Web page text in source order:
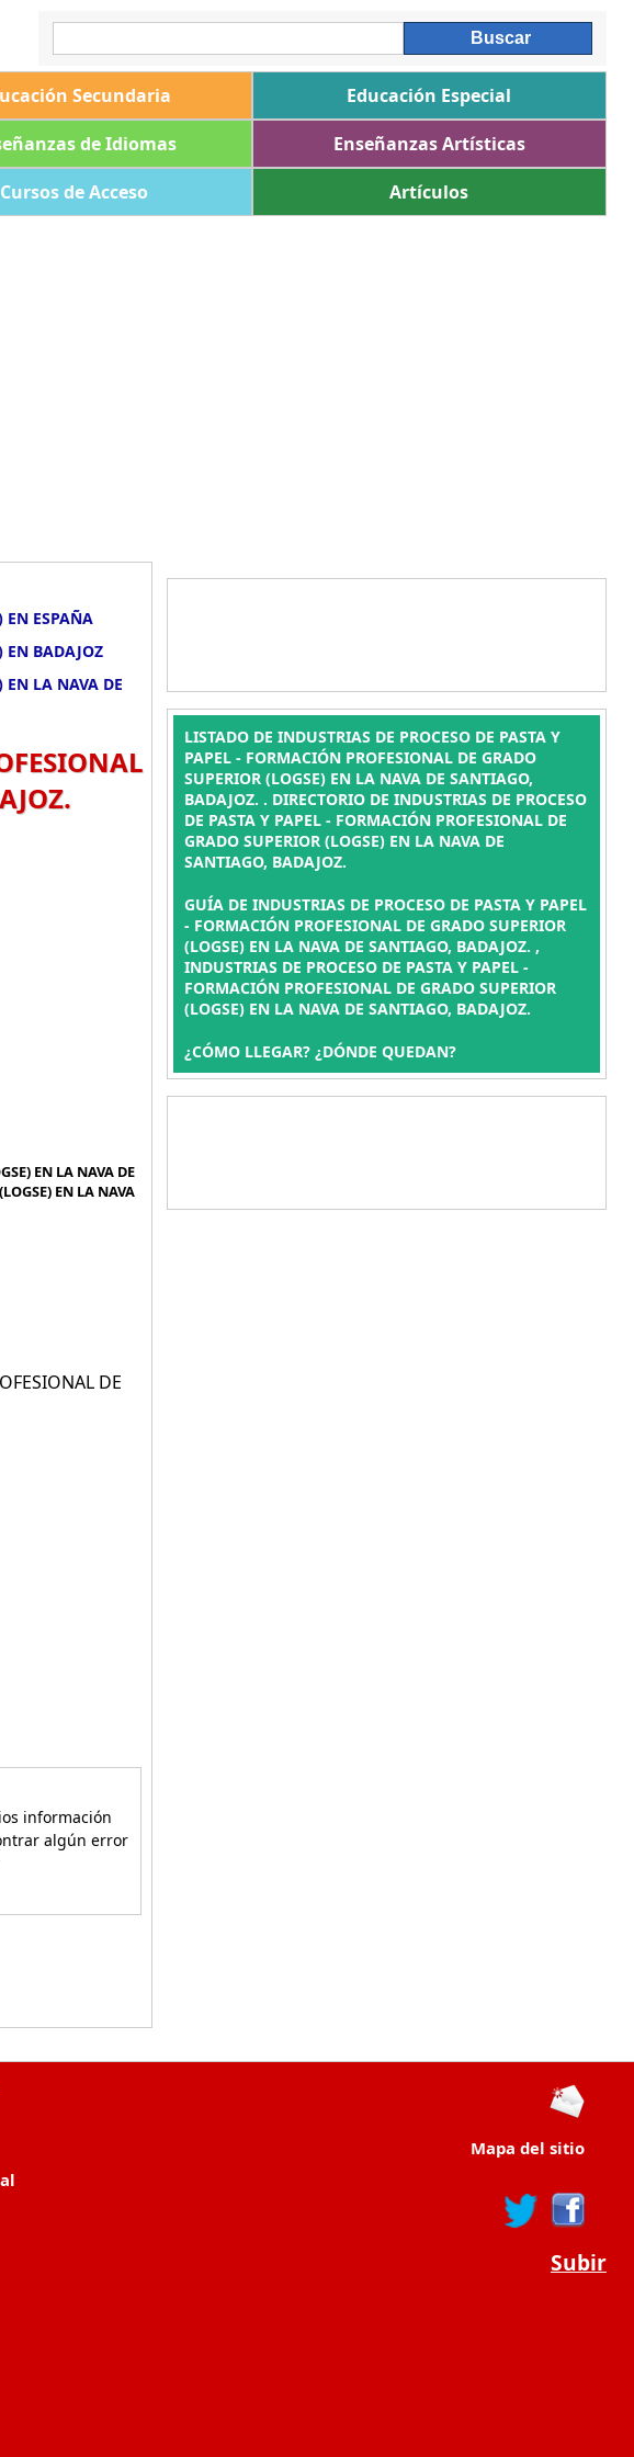
Secundaria
Educación Especial
de Idiomas
Enseñanzas Artísticas
Cursos de Acceso Artículos
EN ESPAÑA
EN BADAJOZ
EN LA NAVA DE
EN LA NAVA DE
EN LA NAVA
DE
información
algún error
LISTADO DE INDUSTRIAS DE PROCESO DE PASTA Y
PAPEL - FORMACIÓN PROFESIONAL DE GRADO
SUPERIOR (LOGSE) EN LA NAVA DE SANTIAGO,
BADAJOZ. . DIRECTORIO DE INDUSTRIAS DE PROCESO
DE PASTA Y PAPEL - FORMACIÓN PROFESIONAL DE
GRADO SUPERIOR (LOGSE) EN LA NAVA DE
SANTIAGO, BADAJOZ.
GUÍA DE INDUSTRIAS DE PROCESO DE PASTA Y PAPEL
- FORMACIÓN PROFESIONAL DE GRADO SUPERIOR
(LOGSE) EN LA NAVA DE SANTIAGO, BADAJOZ. ,
INDUSTRIAS DE PROCESO DE PASTA Y PAPEL -
FORMACIÓN PROFESIONAL DE GRADO SUPERIOR
(LOGSE) EN LA NAVA DE SANTIAGO, BADAJOZ.
¿CÓMO LLEGAR? ¿DÓNDE QUEDAN?
Mapa del sitio
Subir